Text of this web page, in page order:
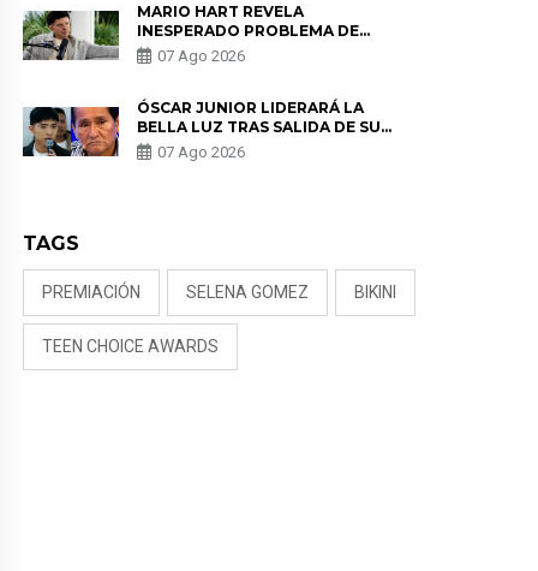
MARIO HART REVELA
INESPERADO PROBLEMA DE
SALUD ANTES DE SEPARARSE DE
KORINA: “ME ENCONTRARON UN
07 Ago 2026
ÓSCAR JUNIOR LIDERARÁ LA
BELLA LUZ TRAS SALIDA DE SU
PADRE POR POLÉMICA CON
NALDY SALDAÑA
07 Ago 2026
TAGS
PREMIACIÓN SELENA GOMEZ BIKINI
TEEN CHOICE AWARDS